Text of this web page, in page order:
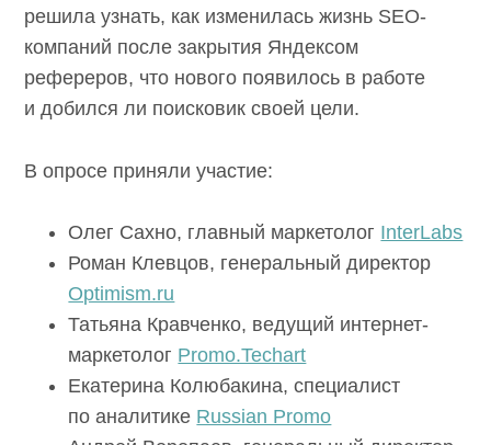
решила узнать, как изменилась жизнь SEO-
компаний после закрытия Яндексом
рефереров, что нового появилось в работе
и добился ли поисковик своей цели.
В опросе приняли участие:
Олег Сахно, главный маркетолог
InterLabs
Роман Клевцов, генеральный директор
Optimism.ru
Татьяна Кравченко, ведущий интернет-
маркетологPromo.Techart
Екатерина Колюбакина, специалист
SEOnews использует cookie-файлы и
Метрики. Это улучшает работу сайта и
взаимодействие с ним. Подтвердите ваше
согласие, нажав кнопу Ок.